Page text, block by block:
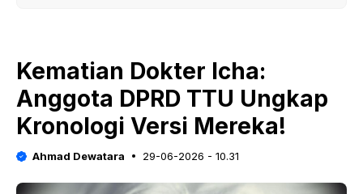
Kematian Dokter Icha:
Anggota DPRD TTU Ungkap
Kronologi Versi Mereka!
Ahmad Dewatara 29-06-2026 - 10.31